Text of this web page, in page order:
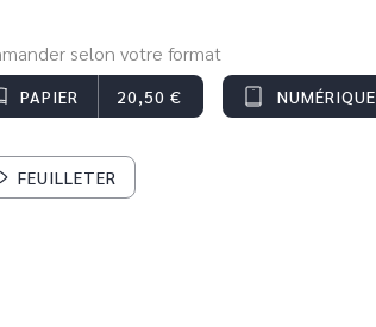
selon votre format
PAPIER 20,50 € NUMÉRIQUE
FEUILLETER